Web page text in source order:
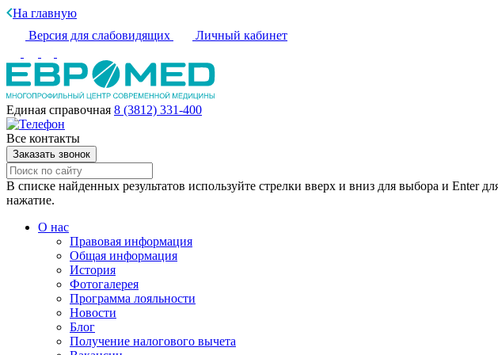
На главную
Версия для слабовидящих
Личный кабинет
Единая справочная 8 (3812) 331-400
Все контакты
Заказать звонок
В списке найденных результатов используйте стрелки вверх и вниз для выбора и Enter
нажатие.
О нас
Правовая информация
Общая информация
История
Фотогалерея
Программа лояльности
Новости
Блог
Получение налогового вычета